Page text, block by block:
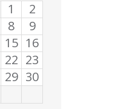
1
2
8
9
15 16
22 23
29 30